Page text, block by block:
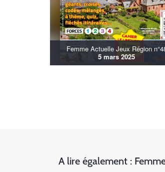
Femme Actuelle Jeux Région
5 mars 2025
A lire également :